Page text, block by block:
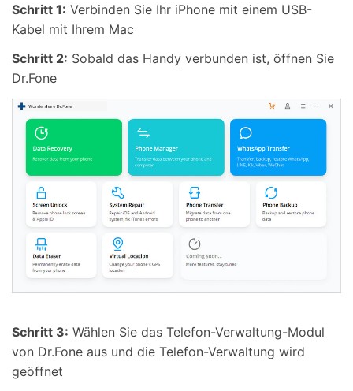
Schritt 1: Verbinden Sie Ihr iPhone mit einem USB-
Kabel mit Ihrem Mac
Schritt 2: Sobald das Handy verbunden ist, öffnen Sie
Dr.Fone
Schritt 3: Wählen Sie das Telefon-Verwaltung-Modul
von Dr.Fone aus und die Telefon-Verwaltung wird
geöffnet